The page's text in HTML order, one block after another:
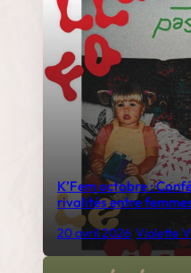
K’Fem octobre :
rivalités entre
20 avril 2026 Violette